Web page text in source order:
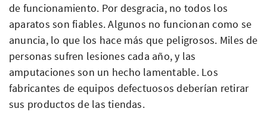
de funcionamiento. Por desgracia, no todos los
aparatos son fiables. Algunos no funcionan como se
anuncia, lo que los hace más que peligrosos. Miles de
personas sufren lesiones cada año, y las
amputaciones son un hecho lamentable. Los
fabricantes de equipos defectuosos deberían retirar
sus productos de las tiendas.